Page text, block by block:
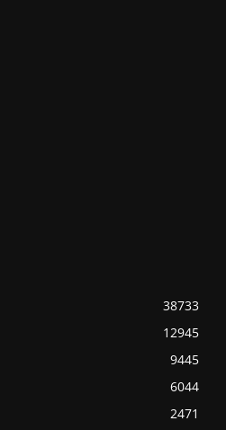
38733
12945
9445
6044
2471